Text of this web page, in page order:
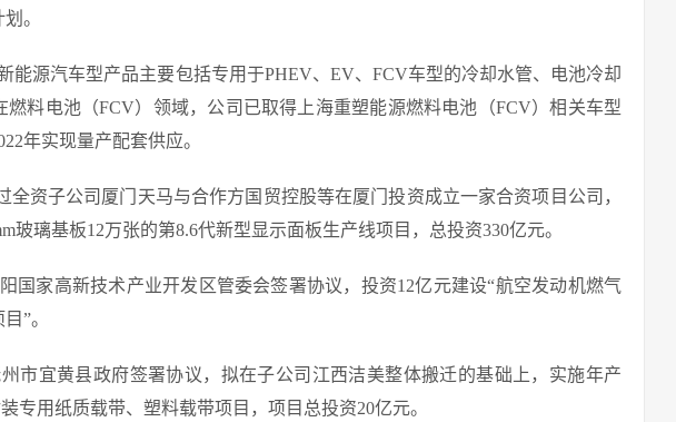
。
能源汽车型产品主要包括专用于PHEV、EV、FCV车型的冷却水管、电池冷却
燃料电池（FCV）领域，公司已取得上海重塑能源燃料电池（FCV）相关车型
年实现量产配套供应。
全资子公司厦门天马与合作方国贸控股等在厦门投资成立一家合资项目公司，
玻璃基板12万张的第8.6代新型显示面板生产线项目，总投资330亿元。
国家高新技术产业开发区管委会签署协议，投资12亿元建设“航空发动机燃气
”。
市宜黄县政府签署协议，拟在子公司江西洁美整体搬迁的基础上，实施年产
专用纸质载带、塑料载带项目，项目总投资20亿元。